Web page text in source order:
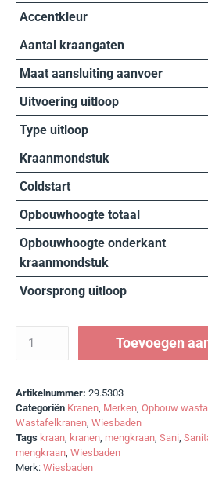
Accentkleur
Aantal kraangaten
Maat aansluiting aanvoer
Uitvoering uitloop
Type uitloop
Kraanmondstuk
Coldstart
Opbouwhoogte totaal
Opbouwhoogte onderkant
kraanmondstuk
Voorsprong uitloop
Toevoegen
Artikelnummer: 29.5303
Categoriën Kranen Merken Opbouw
Wastafelkranen Wiesbaden
Tags kraan kranen mengkraan Sani
mengkraan Wiesbaden
Merk: Wiesbaden